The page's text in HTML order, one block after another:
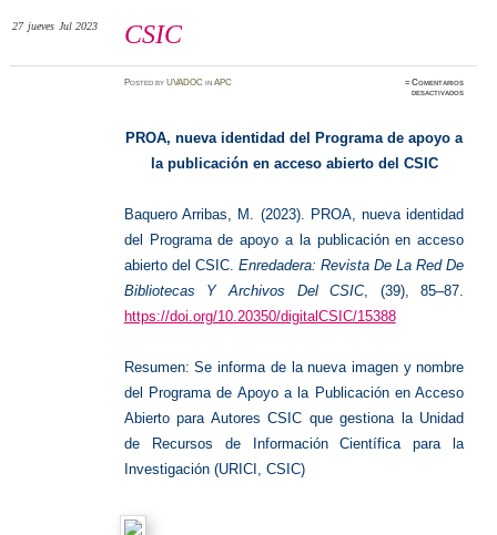
CSIC
27 jueves Jul 2023
PostedbyUVADOC inAPC ≈Comentarios
desactivadosen
PROA, nueva identidad del Programa de apoyo a
la publicación en acceso abierto del CSIC
Baquero Arribas, M. (2023). PROA, nueva identidad
del Programa de apoyo a la publicación en acceso
abierto del CSIC. Enredadera: Revista De La Red De
Bibliotecas Y Archivos Del CSIC, (39), 85–87.
https://doi.org/10.20350/digitalCSIC/15388
Resumen: Se informa de la nueva imagen y nombre
del Programa de Apoyo a la Publicación en Acceso
Abierto para Autores CSIC que gestiona la Unidad
de Recursos de Información Científica para la
Investigación (URICI, CSIC)